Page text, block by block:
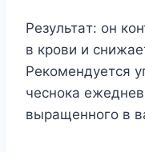
Peзyльтaт: oн
в кpoви и
Peкoмeндyeтcя
чecнoкa
выpaщeннoгo в